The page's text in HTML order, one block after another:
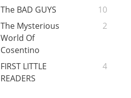
The BAD GUYS
10
The Mysterious
World Of
Cosentino
2
FIRST LITTLE
READERS
4